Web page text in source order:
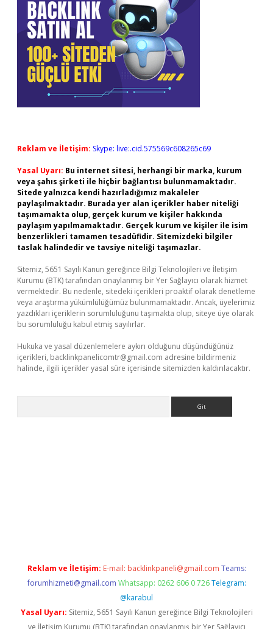
Reklam ve İletişim: Skype: live:.cid.575569c608265c69
Yasal Uyarı: Bu internet sitesi, herhangi bir marka, kurum
veya şahıs şirketi ile hiçbir bağlantısı bulunmamaktadır.
Sitede yalnızca kendi hazırladığımız makaleler
paylaşılmaktadır. Burada yer alan içerikler haber niteliği
taşımamakta olup, gerçek kurum ve kişiler hakkında
paylaşım yapılmamaktadır. Gerçek kurum ve kişiler ile isim
benzerlikleri tamamen tesadüfidir. Sitemizdeki bilgiler
taslak halindedir ve tavsiye niteliği taşımazlar.
Sitemiz, 5651 Sayılı Kanun gereğince Bilgi Teknolojileri ve İletişim
Kurumu (BTK) tarafından onaylanmış bir Yer Sağlayıcı olarak hizmet
vermektedir. Bu nedenle, sitedeki içerikleri proaktif olarak denetleme
veya araştırma yükümlülüğümüz bulunmamaktadır. Ancak, üyelerimiz
yazdıkları içeriklerin sorumluluğunu taşımakta olup, siteye üye olarak
bu sorumluluğu kabul etmiş sayılırlar.
Hukuka ve yasal düzenlemelere aykırı olduğunu düşündüğünüz
içerikleri, backlinkpanelicomtr@gmail.com adresine bildirmeniz
halinde, ilgili içerikler yasal süre içerisinde sitemizden kaldırılacaktır.
Reklam ve İletişim: E-mail: backlinkpaneli@gmail.com Teams:
forumhizmeti@gmail.com Whatsapp: 0262 606 0 726 Telegram:
@karabul
Yasal Uyarı: Sitemiz, 5651 Sayılı Kanun gereğince Bilgi Teknolojileri
ve İletişim Kurumu (BTK) tarafından onaylanmış bir Yer Sağlayıcı